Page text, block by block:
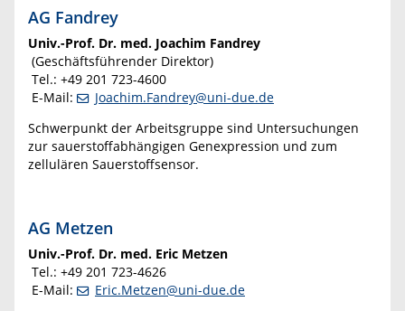
AG Fandrey
Univ.-Prof. Dr. med. Joachim Fandrey
(Geschäftsführender Direktor)
Tel.: +49 201 723-4600
E-Mail:
Joachim.Fandrey@uni-due.de
Schwerpunkt der Arbeitsgruppe sind Untersuchungen
zur sauerstoffabhängigen Genexpression und zum
zellulären Sauerstoffsensor.
AG Metzen
Univ.-Prof. Dr. med. Eric Metzen
Tel.: +49 201 723-4626
E-Mail:
Eric.Metzen@uni-due.de